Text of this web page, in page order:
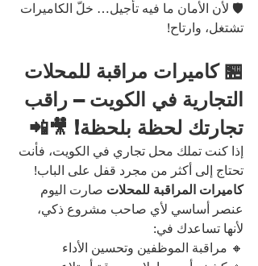
🛡️ لأن الأمان ما فيه تأجيل… خلّ الكاميرات
تشتغل، وارتاح!
🏪 كاميرات مراقبة للمحلات
التجارية في الكويت – راقب
تجارتك لحظة بلحظة! 🎥📲
إذا كنت تملك محل تجاري في الكويت، فأنت
تحتاج إلى أكثر من مجرد قفل على الباب!
كاميرات المراقبة للمحلات صارت اليوم
عنصر أساسي لأي صاحب مشروع ذكي،
لأنها تساعدك في:
🔸 مراقبة الموظفين وتحسين الأداء